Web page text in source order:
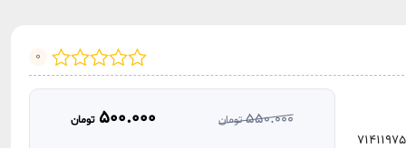
0
550.000 تومان
قیمت500.000 تومان
قیمت